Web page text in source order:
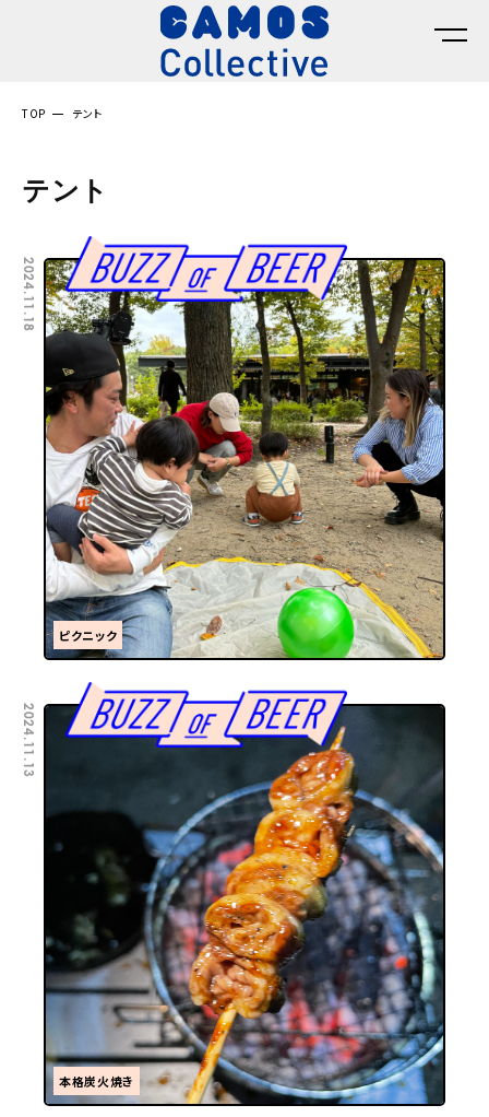
TOP テント
テント
2024.11.18
ピクニック
2024.11.13
本格炭火焼き